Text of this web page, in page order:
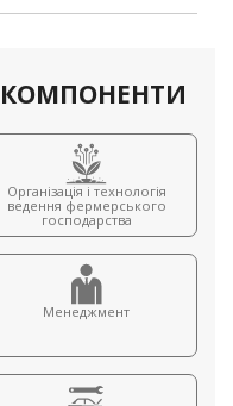
КОМПОНЕНТИ
Організація і технологія
ведення фермерського
господарства
Менеджмент